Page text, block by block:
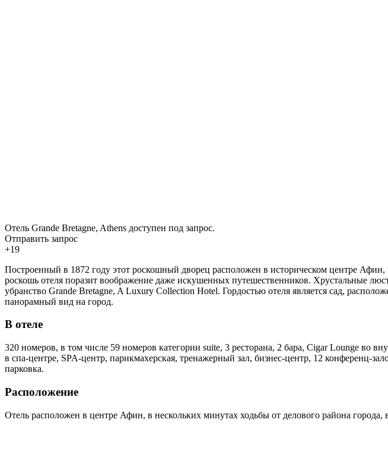
Отель Grande Bretagne, Athens доступен под запрос.
Отправить запрос
+19
Построенный в 1872 году этот роскошный дворец расположен в историческом центре
роскошь отеля поразит воображение даже искушенных путешественников. Хрустальные
убранство Grande Bretagne, A Luxury Collection Hotel. Гордостью отеля является сад,
панорамный вид на город.
В отеле
320 номеров, в том числе 59 номеров категории suite, 3 ресторана, 2 бара, Cigar Lounge
в спа-центре, SPA-центр, парикмахерская, тренажерный зал, бизнес-центр, 12 конференц-
парковка.
Расположение
Отель расположен в центре Афин, в нескольких минутах ходьбы от делового района